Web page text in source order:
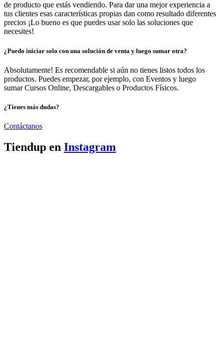
de producto que estás vendiendo. Para dar una mejor experiencia a
tus clientes esas características propias dan como resultado diferentes
precios ¡Lo bueno es que puedes usar solo las soluciones que
necesites!
¿Puedo iniciar solo con una solución de venta y luego sumar otra?
Absolutamente! Es recomendable si aún no tienes listos todos los
productos. Puedes empezar, por ejemplo, con Eventos y luego
sumar Cursos Online, Descargables o Productos Físicos.
¿Tienes más dudas?
Contáctanos
Tiendup en Instagram